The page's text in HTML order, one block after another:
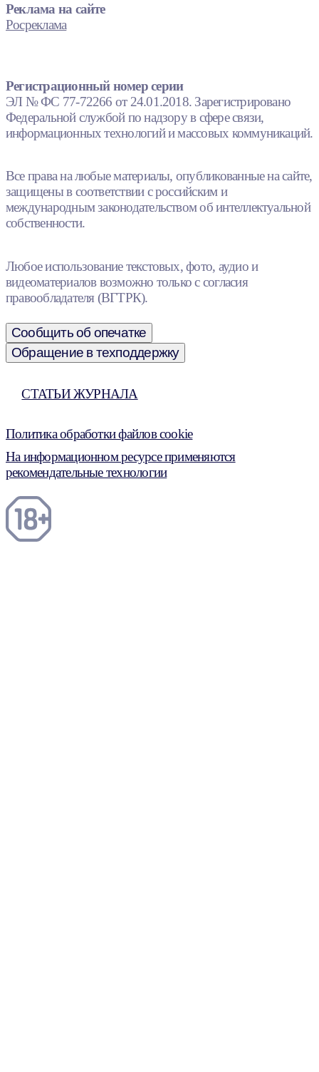
Реклама на сайте
Росреклама
Регистрационный номер серии
ЭЛ № ФС 77-72266 от 24.01.2018. Зарегистрировано
Федеральной службой по надзору в сфере связи,
информационных технологий и массовых коммуникаций.
Все права на любые материалы, опубликованные на сайте,
защищены в соответствии с российским и
международным законодательством об интеллектуальной
собственности.
Любое использование текстовых, фото, аудио и
видеоматериалов возможно только с согласия
правообладателя (ВГТРК).
Сообщить об опечатке
Обращение в техподдержку
СТАТЬИ ЖУРНАЛА
Политика обработки файлов cookie
На информационном ресурсе применяются
рекомендательные технологии